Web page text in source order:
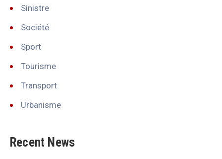
Sinistre
Société
Sport
Tourisme
Transport
Urbanisme
Recent News